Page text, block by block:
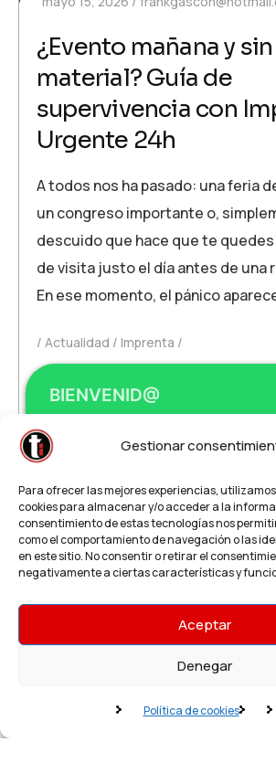
Gestionar
Para ofrecer las mejores experiencias,
cookies para almacenar y/o acceder a la
consentimiento de estas tecnologías nos
como el comportamiento de navegación o las
en este sitio. No consentir o retirar el
negativamente a ciertas características y
Aceptar
Denegar
Política de cookies
¿Evento mañana y sin
material? Guía de
supervivencia con
Urgente 24h
A todos nos ha pasado: una feria
un congreso importante o,
descuido que hace que te
de visita justo el día antes de una
En ese momento, el pánico
Actualidad Imprenta
tarjetas de
tarjetas express
LEER MÁS
© Teleimprenta.net | Todos los
reservados
BIENVENID@
Regalalia
¿Necesitas un presupuesto o
¿Cómo podemos ayudarte?